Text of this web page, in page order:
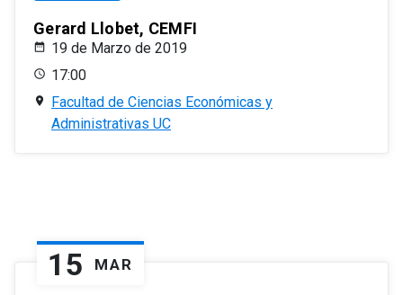
Gerard Llobet, CEMFI
19 de Marzo de 2019
17:00
Facultad de Ciencias Económicas y
Administrativas UC
15 MAR